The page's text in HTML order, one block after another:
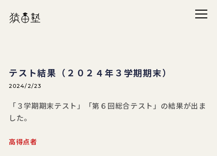
メニ
猿田塾
テスト結果（２０２４年３学期期末）
2024/2/23
「３学期期末テスト」「第６回総合テスト」の結果が出ま
した。
高得点者